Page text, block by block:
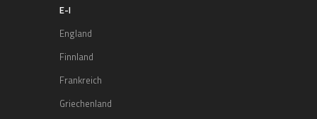
E-I
England
Finnland
Frankreich
Griechenland